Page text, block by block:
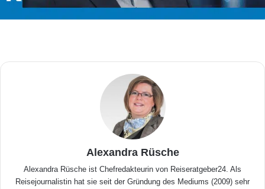
Alexandra Rüsche
Alexandra Rüsche ist Chefredakteurin von Reiseratgeber24. Als
Reisejournalistin hat sie seit der Gründung des Mediums (2009) sehr